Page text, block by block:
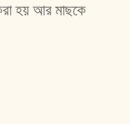
হয় আর মাছকে